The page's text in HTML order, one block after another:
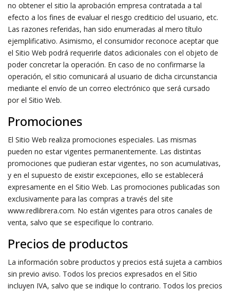
no obtener el sitio la aprobación empresa contratada a tal
efecto a los fines de evaluar el riesgo crediticio del usuario, etc.
Las razones referidas, han sido enumeradas al mero título
ejemplificativo. Asimismo, el consumidor reconoce aceptar que
el Sitio Web podrá requerirle datos adicionales con el objeto de
poder concretar la operación. En caso de no confirmarse la
operación, el sitio comunicará al usuario de dicha circunstancia
mediante el envío de un correo electrónico que será cursado
por el Sitio Web.
Promociones
El Sitio Web realiza promociones especiales. Las mismas
pueden no estar vigentes permanentemente. Las distintas
promociones que pudieran estar vigentes, no son acumulativas,
y en el supuesto de existir excepciones, ello se establecerá
expresamente en el Sitio Web. Las promociones publicadas son
exclusivamente para las compras a través del site
www.redlibrera.com. No están vigentes para otros canales de
venta, salvo que se especifique lo contrario.
Precios de productos
La información sobre productos y precios está sujeta a cambios
sin previo aviso. Todos los precios expresados en el Sitio
incluyen IVA, salvo que se indique lo contrario. Todos los precios